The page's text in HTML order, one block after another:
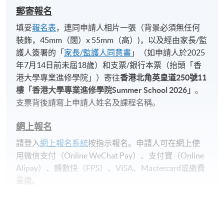
https://hkuspace.hku.hk/cht/teaching-and-
information/transcripts/
報名代碼
2492-1057NW
開課日期
2026年7月6日 (星期一)
時間
2pm - 5pm
日期 / 時間
逢周一，2:00pm - 5:00pm
修業期
郵寄報名
填妥報名表，連同申請人相片一張（背景必須無任何
裝飾，45mm（闊）x 55mm（高）)，以及經由家長/監
護人簽署的「 家長/監護人同意書 」（如申請人於2025
年7月14日前未屆18歲）和支票/銀行本票（抬頭「香
港大學專業進修學院」）寄往香港北角英皇道250號11
樓「香港大學專業進修學院Summer School 2026 」。
支票背後請寫上申請人姓名及課程名稱。
網上報名
請登入網上報名系統按指示報名。申請人可在網上使
用微信支付（Online WeChat Pay）、支付寶（Online
Alipay）、轉數快（FPS）、VISA、Mastercard或繳費
靈繳。